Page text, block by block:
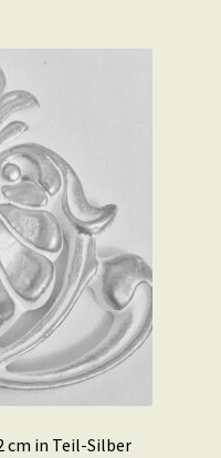
cm in Teil-Silber